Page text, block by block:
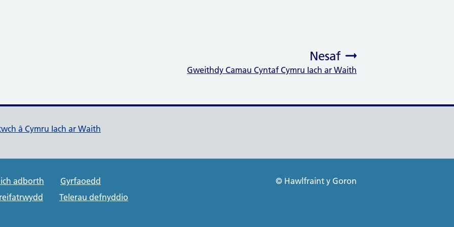
Nesaf
Gweithdy Camau Cyntaf Cymru Iach ar Waith
ar Waith
â Cymru Iach ar Waith
links
adborth
Gyrfaoedd
Telerau defnyddio
© Hawlfraint y Goron